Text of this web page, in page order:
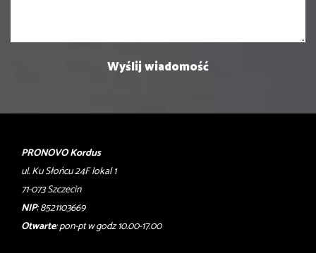
PRONOVO Kordus
ul. Ku Słońcu 24F lokal 1
71-073 Szczecin
NIP: 8521103669
Otwarte: pon-pt w godz 10.00-17.00